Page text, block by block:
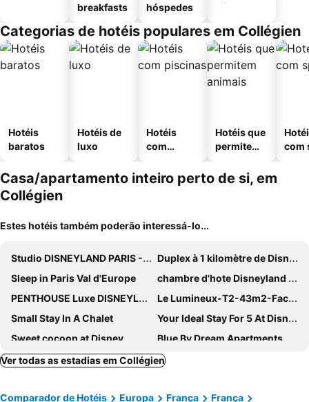
breakfasts
hóspedes
Categorias de hotéis populares em Collégien
Hotéis
baratos
Hotéis de
luxo
Hotéis
com
Hotéis que
permitem
com
Casa/apartamento inteiro perto de si, em
Collégien
Estes hotéis também poderão interessá-lo...
Studio DISNEYLAND PARIS -Terrace
Duplex à 1 kilomètre de Disneyland Paris
Sleep in Paris Val d'Europe
chambre d'hote Disneyland esprit
PENTHOUSE Luxe DISNEYLAND PARIS
Le Lumineux-T2-43m2-Face Val d'Europe-Disney
Small Stay In A Chalet
Your Ideal Stay For 5 At Disneyland Paris!
Sweet cocoon at Disney
Blue By Dream Apartments
Bellagio appartement Disneyland
T2 Cozy Near Paris, Cdg Airport, Disney
6 Personnes / Proche Disney Et Aeroport Cdg
La Chaumière Luxury Domain with 2 Apartments Spa and Pool near Disneyland
Ver todas as estadias em Collégien
Comparador de Hotéis Europa França
França